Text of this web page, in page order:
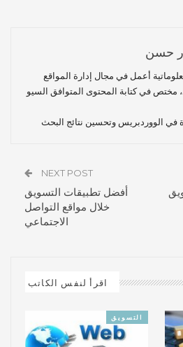
حسن
أعمل في مجال إدارة المواقع
مختص في كتابة المحتوى المتوافق السيو
في الووردبريس وتحسين نتائج البحث
NEXT POST
أفضل تطبيقات التسويق
خلال مواقع التواصل
الاجتماعي
اقرأ لنفس الكاتب
التسويق